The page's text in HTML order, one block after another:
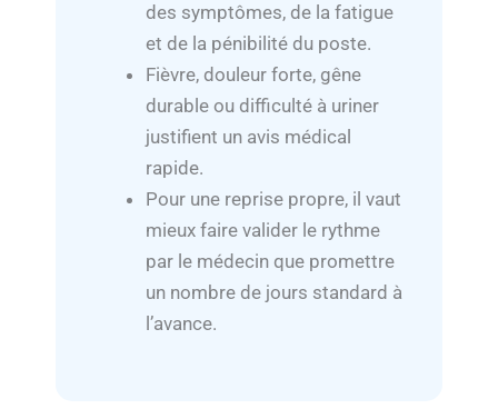
des symptômes, de la fatigue
et de la pénibilité du poste.
Fièvre, douleur forte, gêne
durable ou difficulté à uriner
justifient un avis médical
rapide.
Pour une reprise propre, il vaut
mieux faire valider le rythme
par le médecin que promettre
un nombre de jours standard à
l’avance.